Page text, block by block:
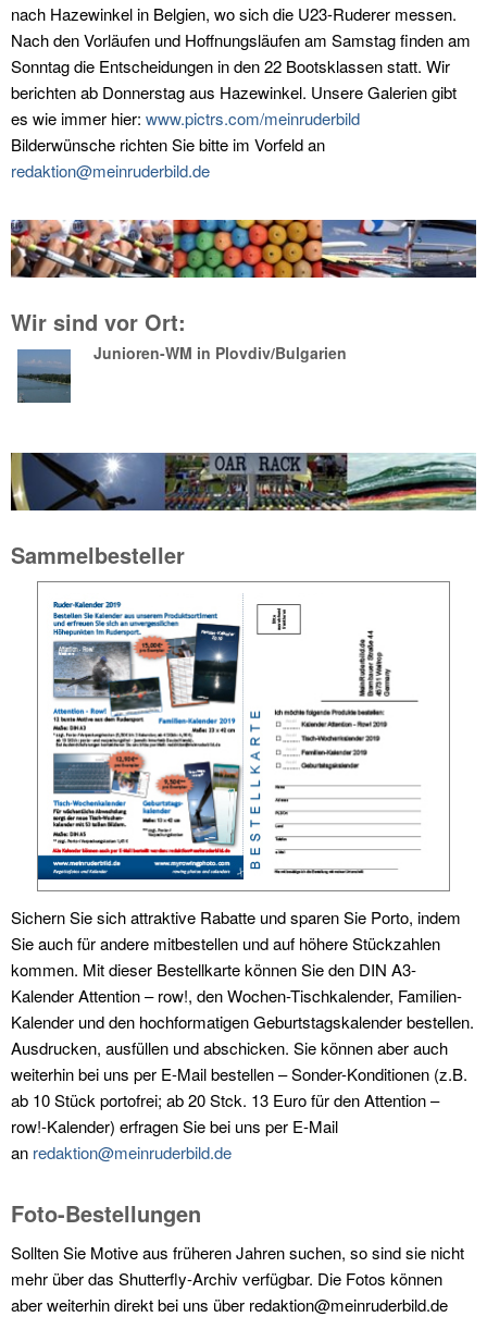
nach Hazewinkel in Belgien, wo sich die U23-Ruderer messen.
Nach den Vorläufen und Hoffnungsläufen am Samstag finden am
Sonntag die Entscheidungen in den 22 Bootsklassen statt. Wir
berichten ab Donnerstag aus Hazewinkel. Unsere Galerien gibt
es wie immer hier: www.pictrs.com/meinruderbild
Bilderwünsche richten Sie bitte im Vorfeld an
redaktion@meinruderbild.de
Wir sind vor Ort:
Junioren-WM in Plovdiv/Bulgarien
Sammelbesteller
Sichern Sie sich attraktive Rabatte und sparen Sie Porto, indem
Sie auch für andere mitbestellen und auf höhere Stückzahlen
kommen. Mit dieser Bestellkarte können Sie den DIN A3-
Kalender Attention – row!, den Wochen-Tischkalender, Familien-
Kalender und den hochformatigen Geburtstagskalender bestellen.
Ausdrucken, ausfüllen und abschicken. Sie können aber auch
weiterhin bei uns per E-Mail bestellen – Sonder-Konditionen (z.B.
ab 10 Stück portofrei; ab 20 Stck. 13 Euro für den Attention –
row!-Kalender) erfragen Sie bei uns per E-Mail
an redaktion@meinruderbild.de
Foto-Bestellungen
Sollten Sie Motive aus früheren Jahren suchen, so sind sie nicht
mehr über das Shutterfly-Archiv verfügbar. Die Fotos können
aber weiterhin direkt bei uns über redaktion@meinruderbild.de